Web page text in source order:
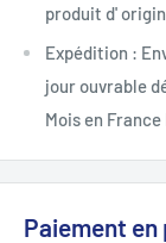
produit d'
Expédition :
jour ouvrable
Mois en
Paiement